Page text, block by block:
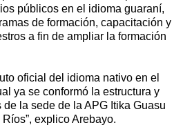
públicos en el idioma guaraní,
de formación, capacitación y
a fin de ampliar la formación
oficial del idioma nativo en el
ya se conformó la estructura y
la sede de la APG Itika Guasu
explico Arebayo.